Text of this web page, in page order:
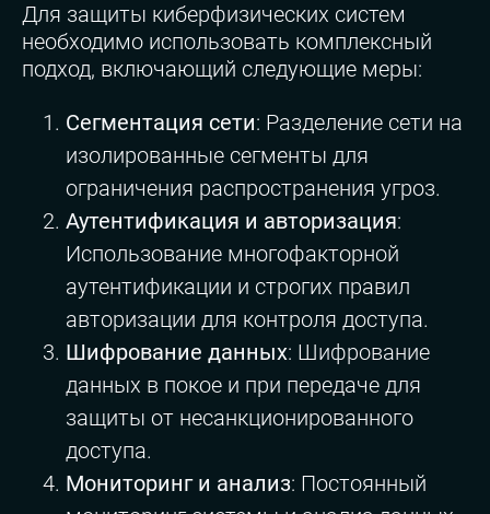
Для защиты киберфизических систем
необходимо использовать комплексный
подход, включающий следующие меры:
Сегментация сети: Разделение сети на
изолированные сегменты для
ограничения распространения угроз.
Аутентификация и авторизация:
Использование многофакторной
аутентификации и строгих правил
авторизации для контроля доступа.
Шифрование данных: Шифрование
данных в покое и при передаче для
защиты от несанкционированного
доступа.
Мониторинг и анализ: Постоянный